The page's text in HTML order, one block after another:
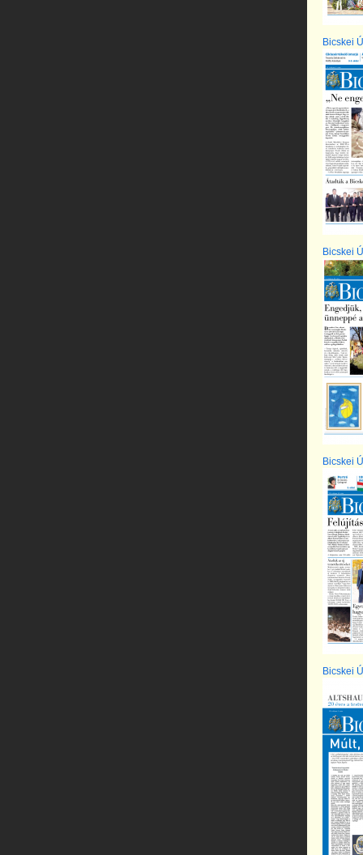
Bicskei
Bicskei
Bicskei
Bicskei